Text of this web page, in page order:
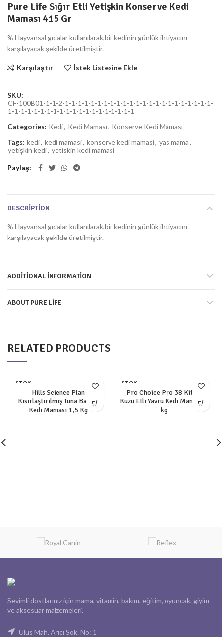
Pure Life Sığır Etli Yetişkin Konserve Kedi
Maması 415 Gr
% Hayvansal gıdalar kullanılarak,bir kedinin günlük ihtiyacını
karşılayacak şekilde üretilmiştir.
Karşılaştır İstek Listesine Ekle
SKU:
CF-100B01-1-1-2-1-1-1-1-1-1-1-1-1-1-1-1-1-1-1-1-1-1-1-1-1-1-1-
1-1-1-1-1-1-1-1-1-1-1-1-1-1-1-1-1-1-1-1
Categories: Kedi, Kedi Maması, Konserve Kedi Maması
Tags: kedi, kedi mamasi, konserve kedi mamasi, yas mama,
yetişkin kedi, yetiskin kedi mamasi
Paylaş
DESCRIPTION
% Hayvansal gıdalar kullanılarak,bir kedinin günlük ihtiyacını
karşılayacak şekilde üretilmiştir.
ADDITIONAL INFORMATION
ABOUT PURE LIFE
RELATED PRODUCTS
STOK
Hills Science Plan
Kısırlaştırılmış Tuna Balıklı
Kedi Maması 1,5 Kg
STOK
Pro Choice Pro 38 Kitten
Kuzu Etli Yavru Kedi Maması 2
kg
Sevimli dostlarınız için mama, vitamin, bakım, eğitim, oyuncak, giyim
ve aksesuar malzemeleri.
Ulus Mah. Arıcı Sok. No: 1